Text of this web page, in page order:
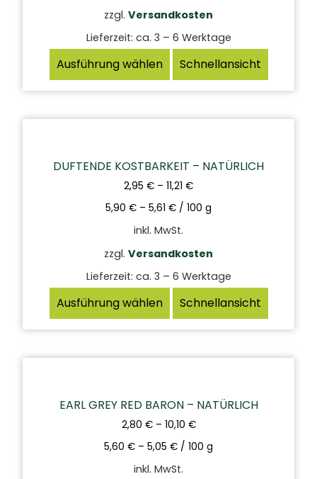
zzgl. Versandkosten
Lieferzeit: ca. 3 – 6 Werktage
Ausführung wählen Schnellansicht
DUFTENDE KOSTBARKEIT – NATÜRLICH
2,95 € – 11,21 €
5,90 € – 5,61 € / 100 g
inkl. MwSt.
zzgl. Versandkosten
Lieferzeit: ca. 3 – 6 Werktage
Ausführung wählen Schnellansicht
EARL GREY RED BARON – NATÜRLICH
2,80 €– 10,10 €
5,60 € – 5,05 € / 100 g
inkl. MwSt.